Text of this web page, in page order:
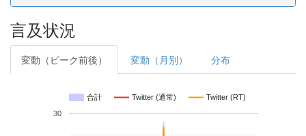
言及状況
変動（ピーク前後） 変動（月別） 分布
合計 Twitter (通常) Twitter (RT)
30